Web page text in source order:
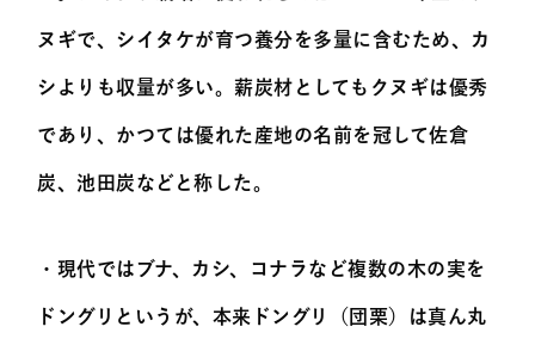
ヌギで、シイタケが育つ養分を多量に含むため、カ
シよりも収量が多い。薪炭材としてもクヌギは優秀
であり、かつては優れた産地の名前を冠して佐倉
炭、池田炭などと称した。
・現代ではブナ、カシ、コナラなど複数の木の実を
ドングリというが、本来ドングリ（団栗）は真ん丸